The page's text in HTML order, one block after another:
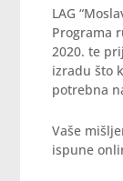
LAG
Programa
2020. te
izradu što
potrebna
Vaše
ispune